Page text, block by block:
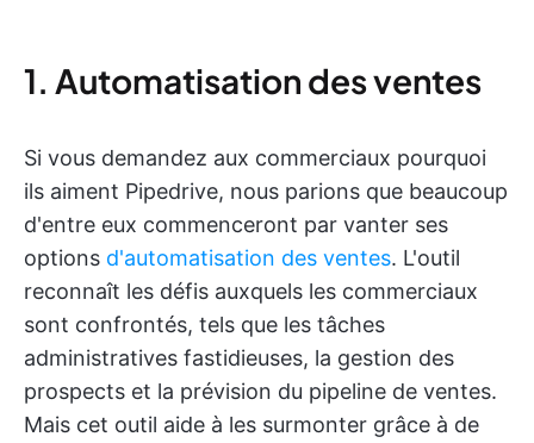
1. Automatisation des ventes
Si vous demandez aux commerciaux pourquoi
ils aiment Pipedrive, nous parions que beaucoup
d'entre eux commenceront par vanter ses
options d'automatisation des ventes. L'outil
reconnaît les défis auxquels les commerciaux
sont confrontés, tels que les tâches
administratives fastidieuses, la gestion des
prospects et la prévision du pipeline de ventes.
Mais cet outil aide à les surmonter grâce à de